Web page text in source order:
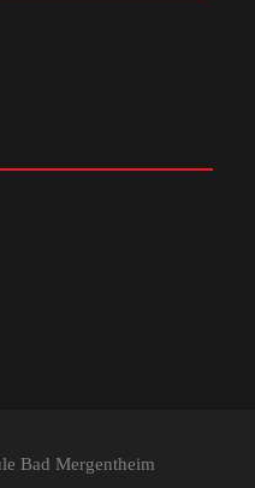
Bad Mergentheim